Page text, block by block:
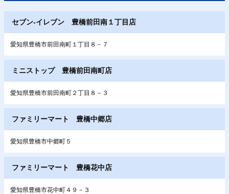
セブン‐イレブン 豊橋前田南１丁目店
愛知県豊橋市前田南町１丁目８－７
ミニストップ 豊橋前田南町店
愛知県豊橋市前田南町２丁目８－３
ファミリーマート 豊橋中郷店
愛知県豊橋市中郷町５
ファミリーマート 豊橋花中店
愛知県豊橋市花中町４９－３